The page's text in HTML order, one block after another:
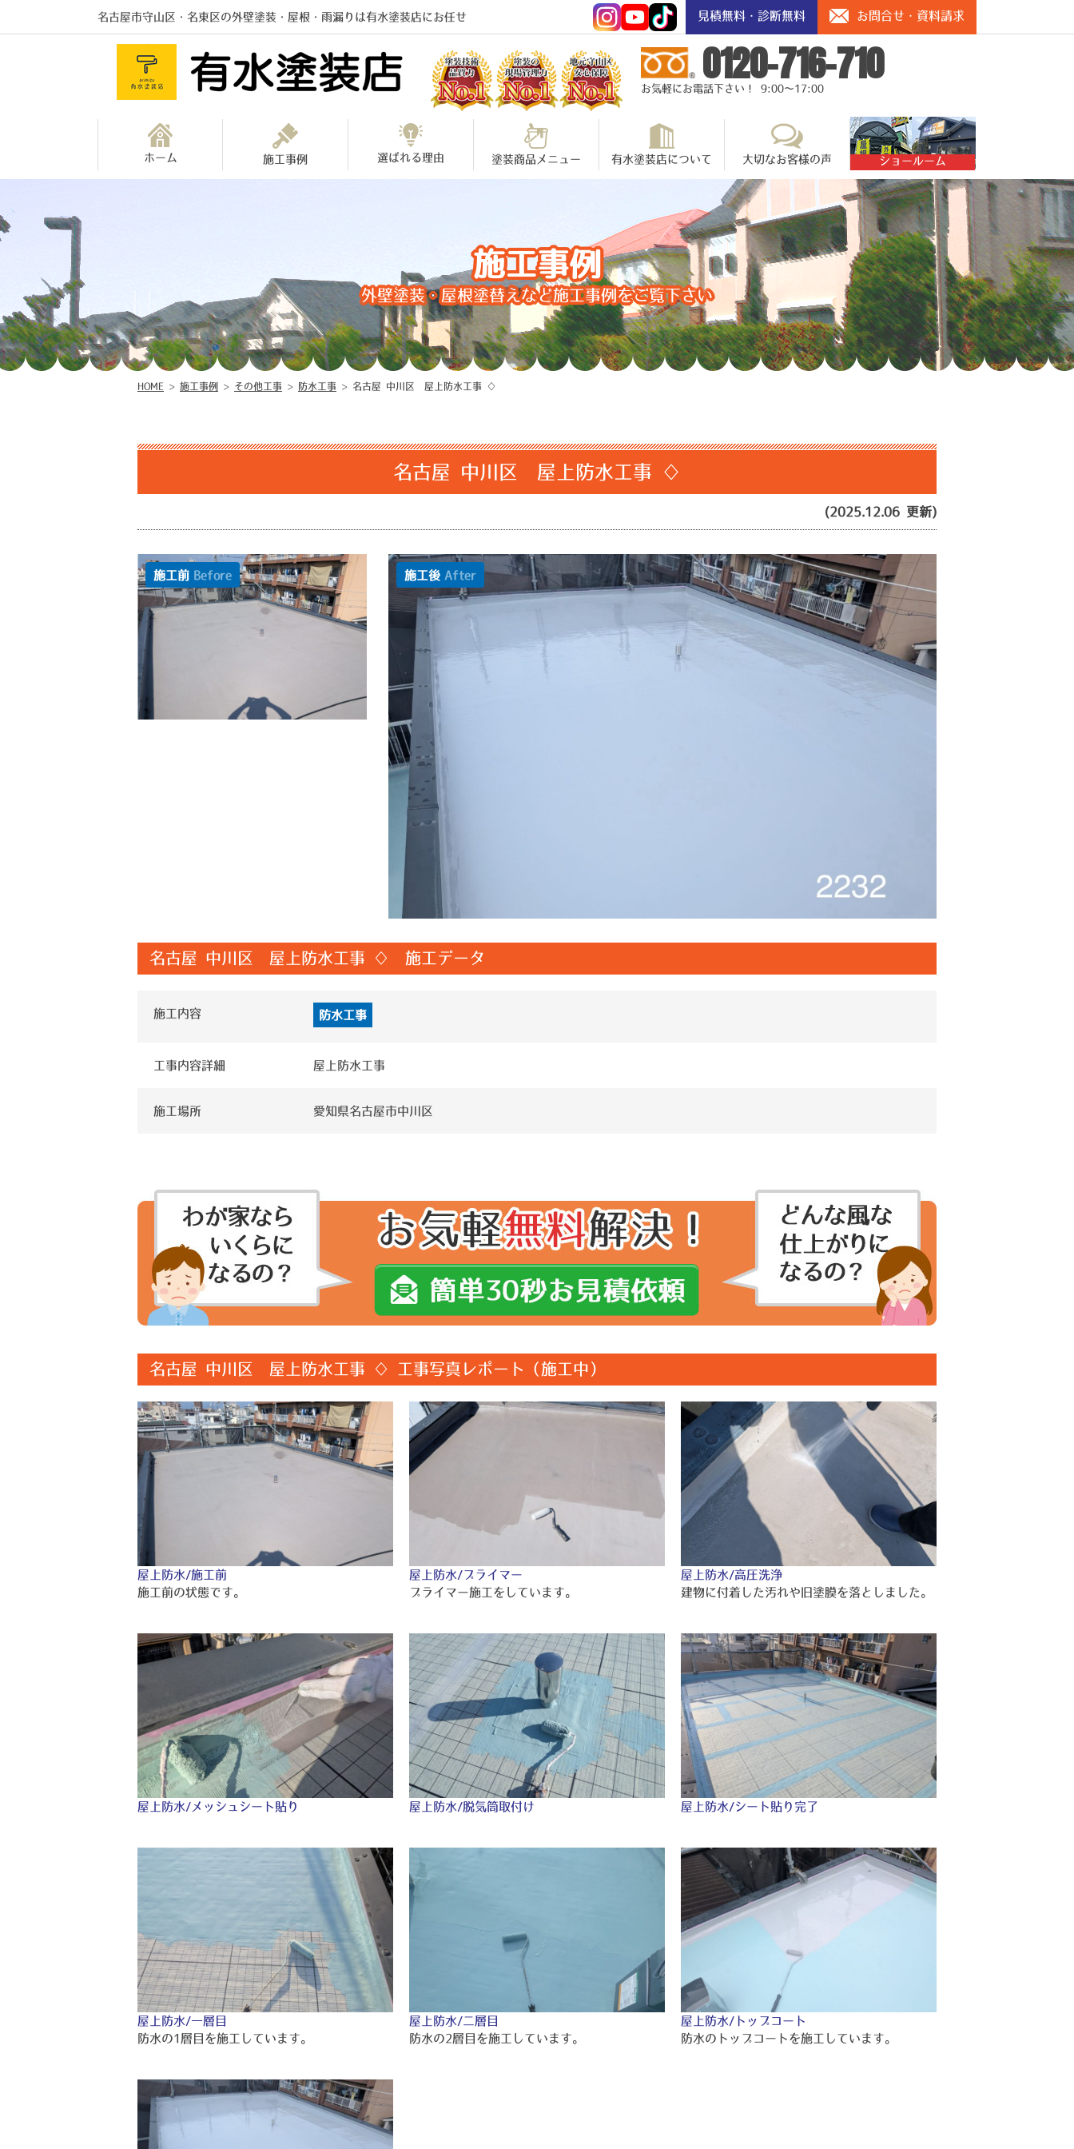
名古屋市守山区・名東区の外壁塗装・屋根・雨漏りは有水塗装店にお任せ 見積無料・診断無料 お問合せ・資料請求
0120-716-710
お気軽にお電話下さい！ 9:00～17:00
ホーム 施工事例 選ばれる理由 塗装商品メニュー 有水塗装店について 大切なお客様の声 ショールーム
施工事例
外壁塗装・屋根塗替えなど施工事例をご覧下さい
HOME > 施工事例 > その他工事 > 防水工事 > 名古屋 中川区 屋上防水工事 ♢
名古屋 中川区 屋上防水工事 ♢
(2025.12.06 更新)
施工後 After
施工前 Before
名古屋 中川区 屋上防水工事 ♢ 施工データ
施工内容 防水工事
工事内容詳細 屋上防水工事
施工場所 愛知県名古屋市中川区
名古屋 中川区 屋上防水工事 ♢ 工事写真レポート（施工中）
屋上防水/施工前
施工前の状態です。
屋上防水/プライマー
プライマー施工をしています。
屋上防水/高圧洗浄
建物に付着した汚れや旧塗膜を落としました。
屋上防水/メッシュシート貼り 屋上防水/脱気筒取付け 屋上防水/シート貼り完了
屋上防水/一層目
防水の1層目を施工しています。
屋上防水/二層目
防水の2層目を施工しています。
屋上防水/トップコート
防水のトップコートを施工しています。